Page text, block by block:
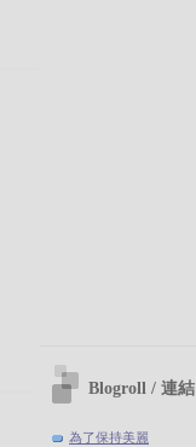
Blogroll / 連結
為了保持美麗